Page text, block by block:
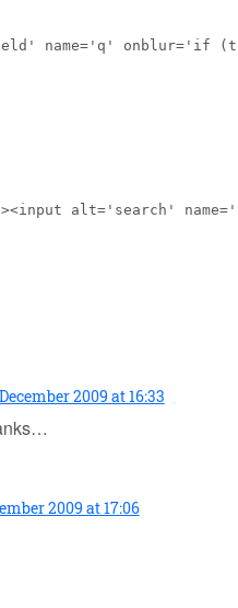
name='q' onblur='if
alt='search'
2009 at 16:33
2009 at 17:06